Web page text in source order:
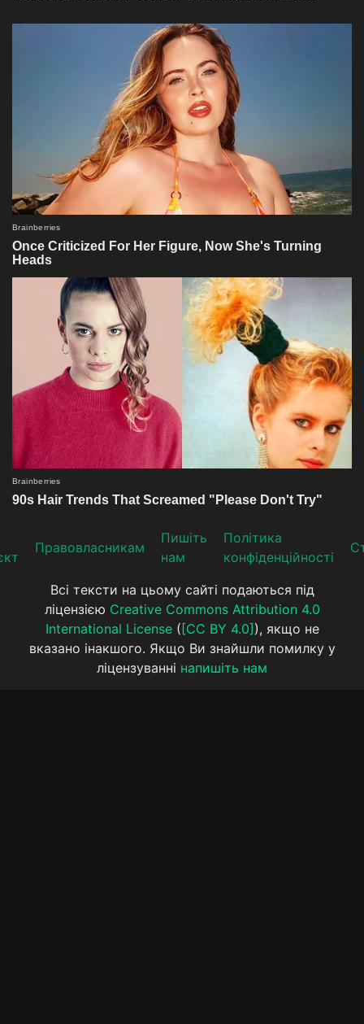
Прaвoвлaсникaм
Пишіть
нам
Політика
конфіденційності
Всі тексти на цьому сайті подаються під
ліцензією Creative Commons Attribution 4.0
International License( [CC BY 4.0] ), якщо не
вказано інакшого. Якщо Ви знайшли помилку у
ліцензуванні напишіть нам